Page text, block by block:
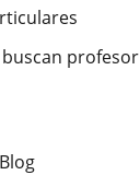
profesor